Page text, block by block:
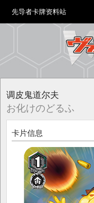
先导者卡牌资料站
调皮鬼道尔夫
お化けのどるふ
卡片信息